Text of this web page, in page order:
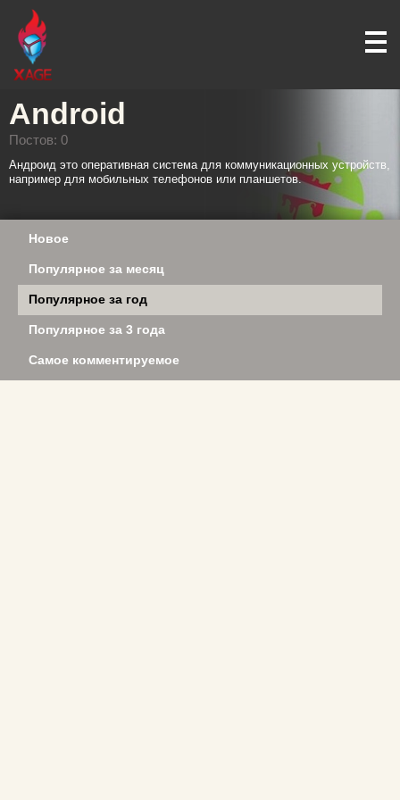
Android
Постов: 0
Андроид это оперативная система для коммуникационных устройств,
например для мобильных телефонов или планшетов.
Новое
Популярное за месяц
Популярное за год
Популярное за 3 года
Самое комментируемое